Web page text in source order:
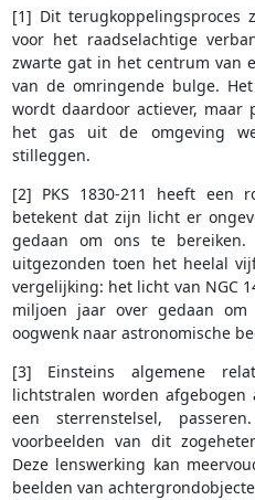
[1] Dit terugkoppelingsproces
voor het raadselachtige
zwarte gat in het centrum van
van de omringende bulge.
wordt daardoor actiever, maar
het gas uit de omgeving
stilleggen.
[2] PKS 1830-211 heeft een
betekent dat zijn licht er
gedaan om ons te
uitgezonden toen het heelal
vergelijking: het licht van NGC
miljoen jaar over gedaan
oogwenk naar astronomische
[3] Einsteins algemene
lichtstralen worden afgebogen
een sterrenstelsel,
voorbeelden van dit
Deze lenswerking kan
beelden van